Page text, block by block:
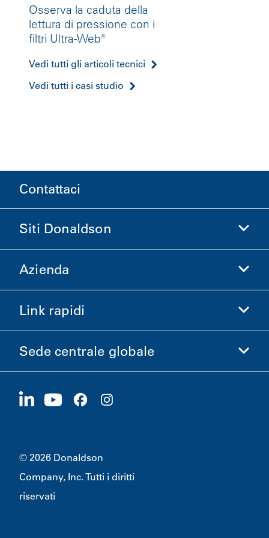
Osserva la caduta della
lettura di pressione con i
filtri Ultra-Web®
Vedi tutti gli articoli tecnici
Vedi tutti i casi studio
Contattaci
Siti Donaldson
Donaldson Life Sciences
Acquista Donaldson
Azienda
Informazioni aziendali
Etica e Conformità
Carriere
Link rapidi
Investitori
Fornitori
Sostenibilità
Sede centrale globale
1400 W 94th Street
© 2026 Donaldson
Company, Inc. Tutti i diritti
riservati